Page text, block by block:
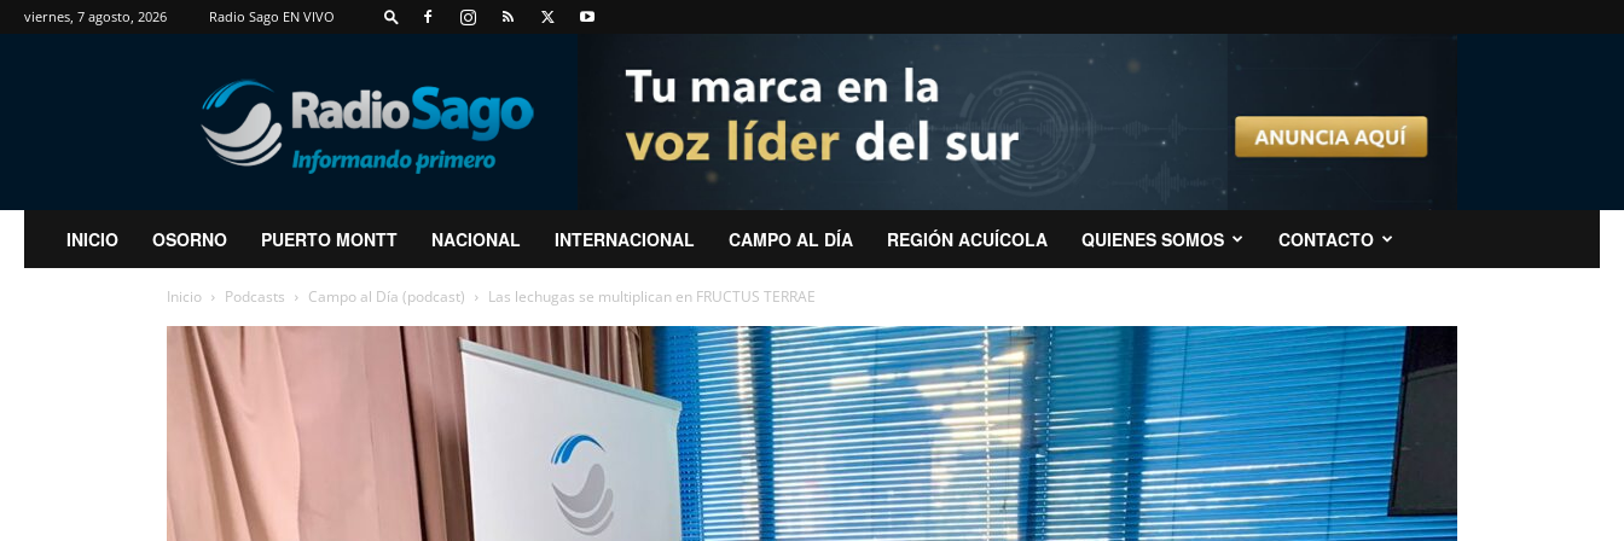
viernes, 7 agosto, 2026 Radio Sago EN VIVO
RadioSago
INICIO OSORNO PUERTO MONTT NACIONAL INTERNACIONAL CAMPO AL DÍA REGIÓN ACUÍCOLA QUIENES SOMOS CONTACTO
Inicio Podcasts Campo al Día (podcast) Las lechugas se multiplican en FRUCTUS TERRAE